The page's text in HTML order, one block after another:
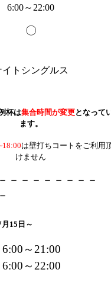
6:00～22:00
〇
イトシングルス
杯は集合時間が変更となって
ます。
は壁打ちコートをご利用
けません
－－－－－－－－
15日～
6:00～21:00
6:00～22:00